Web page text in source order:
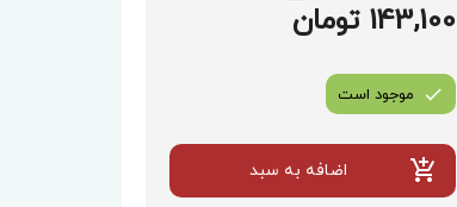
143,100 تومان
موجود است
اضافه به سبد